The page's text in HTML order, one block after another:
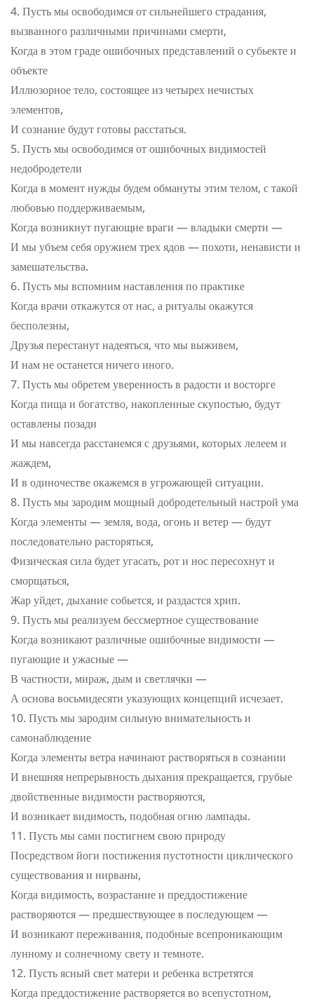
Пусть мы освободимся от сильнейшего страдания,
вызванного различными причинами смерти,
Когда в этом граде ошибочных представлений о субьекте и
объекте
Иллюзорное тело, состоящее из четырех нечистых
элементов,
И сознание будут готовы расстаться.
Пусть мы освободимся от ошибочных видимостей
недобродетели
Когда в момент нужды будем обмануты этим телом, с такой
любовью поддерживаемым,
Когда возникнут пугающие враги — владыки смерти —
И мы убъем себя оружием трех ядов — похоти, ненависти и
замешательства.
Пусть мы вспомним наставления по практике
Когда врачи откажутся от нас, а ритуалы окажутся
бесполезны,
Друзья перестанут надеяться, что мы выживем,
И нам не останется ничего иного.
Пусть мы обретем уверенность в радости и восторге
Когда пища и богатство, накопленные скупостью, будут
оставлены позади
И мы навсегда расстанемся с друзьями, которых лелеем и
жаждем,
И в одиночестве окажемся в угрожающей ситуации.
Пусть мы зародим мощный добродетельный настрой ума
Когда элементы — земля, вода, огонь и ветер — будут
последовательно расторяться,
Физическая сила будет угасать, рот и нос пересохнут и
сморщаться,
Жар уйдет, дыхание собьется, и раздастся хрип.
Пусть мы реализуем бессмертное существование
Когда возникают различные ошибочные видимости —
пугающие и ужасные —
В частности, мираж, дым и светлячки —
А основа восьмидесяти указующих концепций исчезает.
Пусть мы зародим сильную внимательность и
самонаблюдение
Когда элементы ветра начинают растворяться в сознании
И внешняя непрерывность дыхания прекращается, грубые
двойственные видимости растворяются,
И возникает видимость, подобная огню лампады.
Пусть мы сами постигнем свою природу
Посредством йоги постижения пустотности циклического
существования и нирваны,
Когда видимость, возрастание и преддостижение
растворяются — предшествующее в последующем —
И возникают переживания, подобные всепроникающим
лунному и солнечному свету и темноте.
Пусть ясный свет матери и ребенка встретятся
Когда преддостижение растворяется во всепустотном,